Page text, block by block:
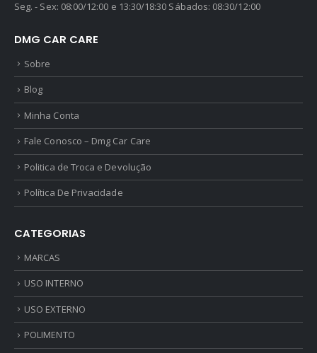
Seg. - Sex: 08:00/12:00 e 13:30/18:30 Sábados: 08:30/12:00
DMG CAR CARE
Sobre
Blog
Minha Conta
Fale Conosco – Dmg Car Care
Politica de Troca e Devolução
Política De Privacidade
CATEGORIAS
MARCAS
USO INTERNO
USO EXTERNO
POLIMENTO